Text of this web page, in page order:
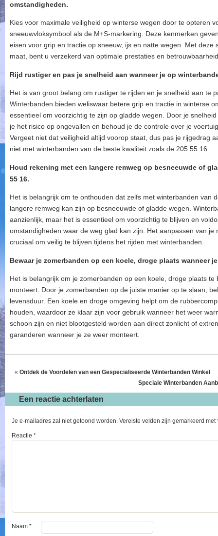
omstandigheden.
Kies voor maximale veiligheid op winterse wegen door te opteren
sneeuwvloksymbool als de M+S-markering. Deze kenmerken
eisen voor grip en tractie op sneeuw, ijs en natte wegen. Met
maat, bent u verzekerd van optimale prestaties en
Rijd rustiger en pas je snelheid aan wanneer je op
Het is van groot belang om rustiger te rijden en je snelheid aan te
Winterbanden bieden weliswaar betere grip en tractie in winterse
essentieel om voorzichtig te zijn op gladde wegen. Door je
je het risico op ongevallen en behoud je de controle over je
Vergeet niet dat veiligheid altijd voorop staat, dus pas je rijgedrag
niet met winterbanden van de beste kwaliteit zoals de 205 55 16.
Houd rekening met een langere remweg op besneeuwde of
55 16.
Het is belangrijk om te onthouden dat zelfs met winterbanden van
langere remweg kan zijn op besneeuwde of gladde wegen.
aanzienlijk, maar het is essentieel om voorzichtig te blijven en
omstandigheden waar de weg glad kan zijn. Het aanpassen van
cruciaal om veilig te blijven tijdens het rijden met winterbanden.
Bewaar je zomerbanden op een koele, droge plaats wanneer
Het is belangrijk om je zomerbanden op een koele, droge plaats
monteert. Door je zomerbanden op de juiste manier op te slaan,
levensduur. Een koele en droge omgeving helpt om de
houden, waardoor ze klaar zijn voor gebruik wanneer het weer
schoon zijn en niet blootgesteld worden aan direct zonlicht of
garanderen wanneer je ze weer monteert.
« Ontdek de Voordelen van een Gespecialiseerde Winterbanden Winkel
Speciale Winterbanden
Een reactie achterlaten
Je e-mailadres zal niet getoond worden. Vereiste velden zijn gemarkeerd met
Reactie*
Naam*